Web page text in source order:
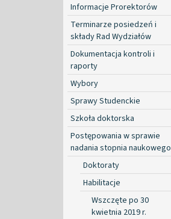
Informacje Prorektorów
Terminarze posiedzeń i
składy Rad Wydziałów
Dokumentacja kontroli i
raporty
Wybory
Sprawy Studenckie
Szkoła doktorska
Postępowania w sprawie
nadania stopnia naukowego
Doktoraty
Habilitacje
Wszczęte po 30
kwietnia 2019 r.